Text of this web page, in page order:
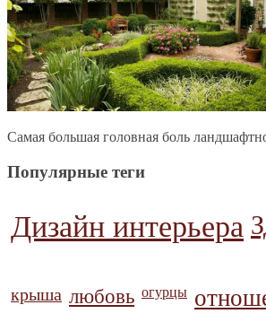
Самая большая головная боль
Популярные теги
Дизайн интерьера
крыша любовь огурцы